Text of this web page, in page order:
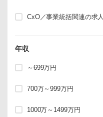
CxO／事業統括関連の求人
年収
～699万円
700万～999万円
1000万～1499万円